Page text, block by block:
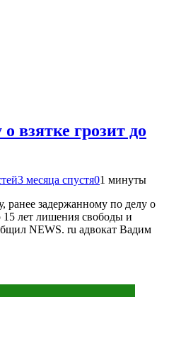
взятке грозит до
3 месяца спустя01 минуты
задержанному по делу о
лет лишения свободы и
NEWS. ru адвокат Вадим